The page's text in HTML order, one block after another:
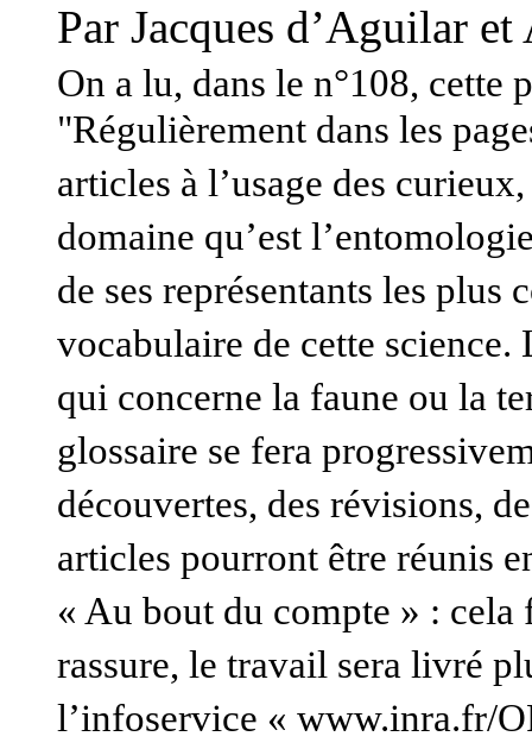
Par Jacques d’Aguilar
On a lu, dans le n°108, cette
"Régulièrement dans les
articles à l’usage des
domaine qu’est
de ses représentants les plus
vocabulaire de cette
qui concerne la faune ou la
glossaire se fera
découvertes, des révisions,
articles pourront être réunis
« Au bout du compte » : cela
rassure, le travail sera livré
l’infoservice « www.inra.fr/